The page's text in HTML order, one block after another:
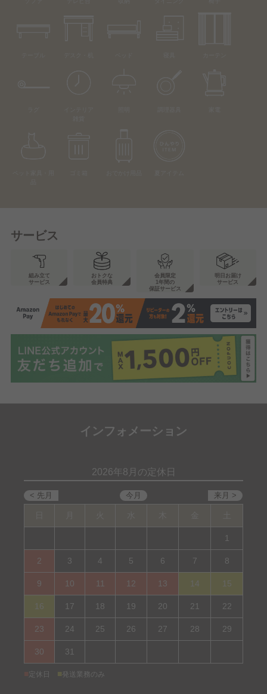
サービス
組み立て
サービス
おトクな
会員特典
会員限定
1年間の
保証サービス
明日お届け
サービス
インフォメーション
2026年8月の定休日
1
2 3 4 5 6 7 8
9 10 11 12 13 14 15
16 17 18 19 20 21 22
23 24 25 26 27 28 29
30 31
定休日 発送業務のみ